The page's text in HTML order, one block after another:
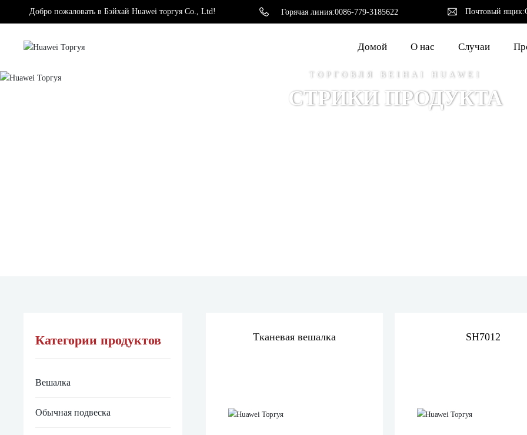
Добро пожаловать в Бэйхай Huawei торгуя Co., Ltd! Горячая линия:0086-779-3185622 Почтовый
Домой О нас Случаи
ТОРГОВЛЯ BEIHAI HUAWEI
СТРИКИ ПРОДУКТА
Категории продуктов
Вешалка
Обычная подвеска
Тканевая вешалка SH7012